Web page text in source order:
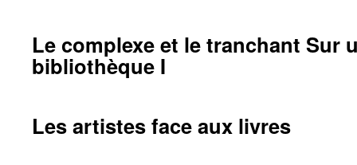
Le complexe et le tranchant Sur
bibliothèque I
Les artistes face aux livres